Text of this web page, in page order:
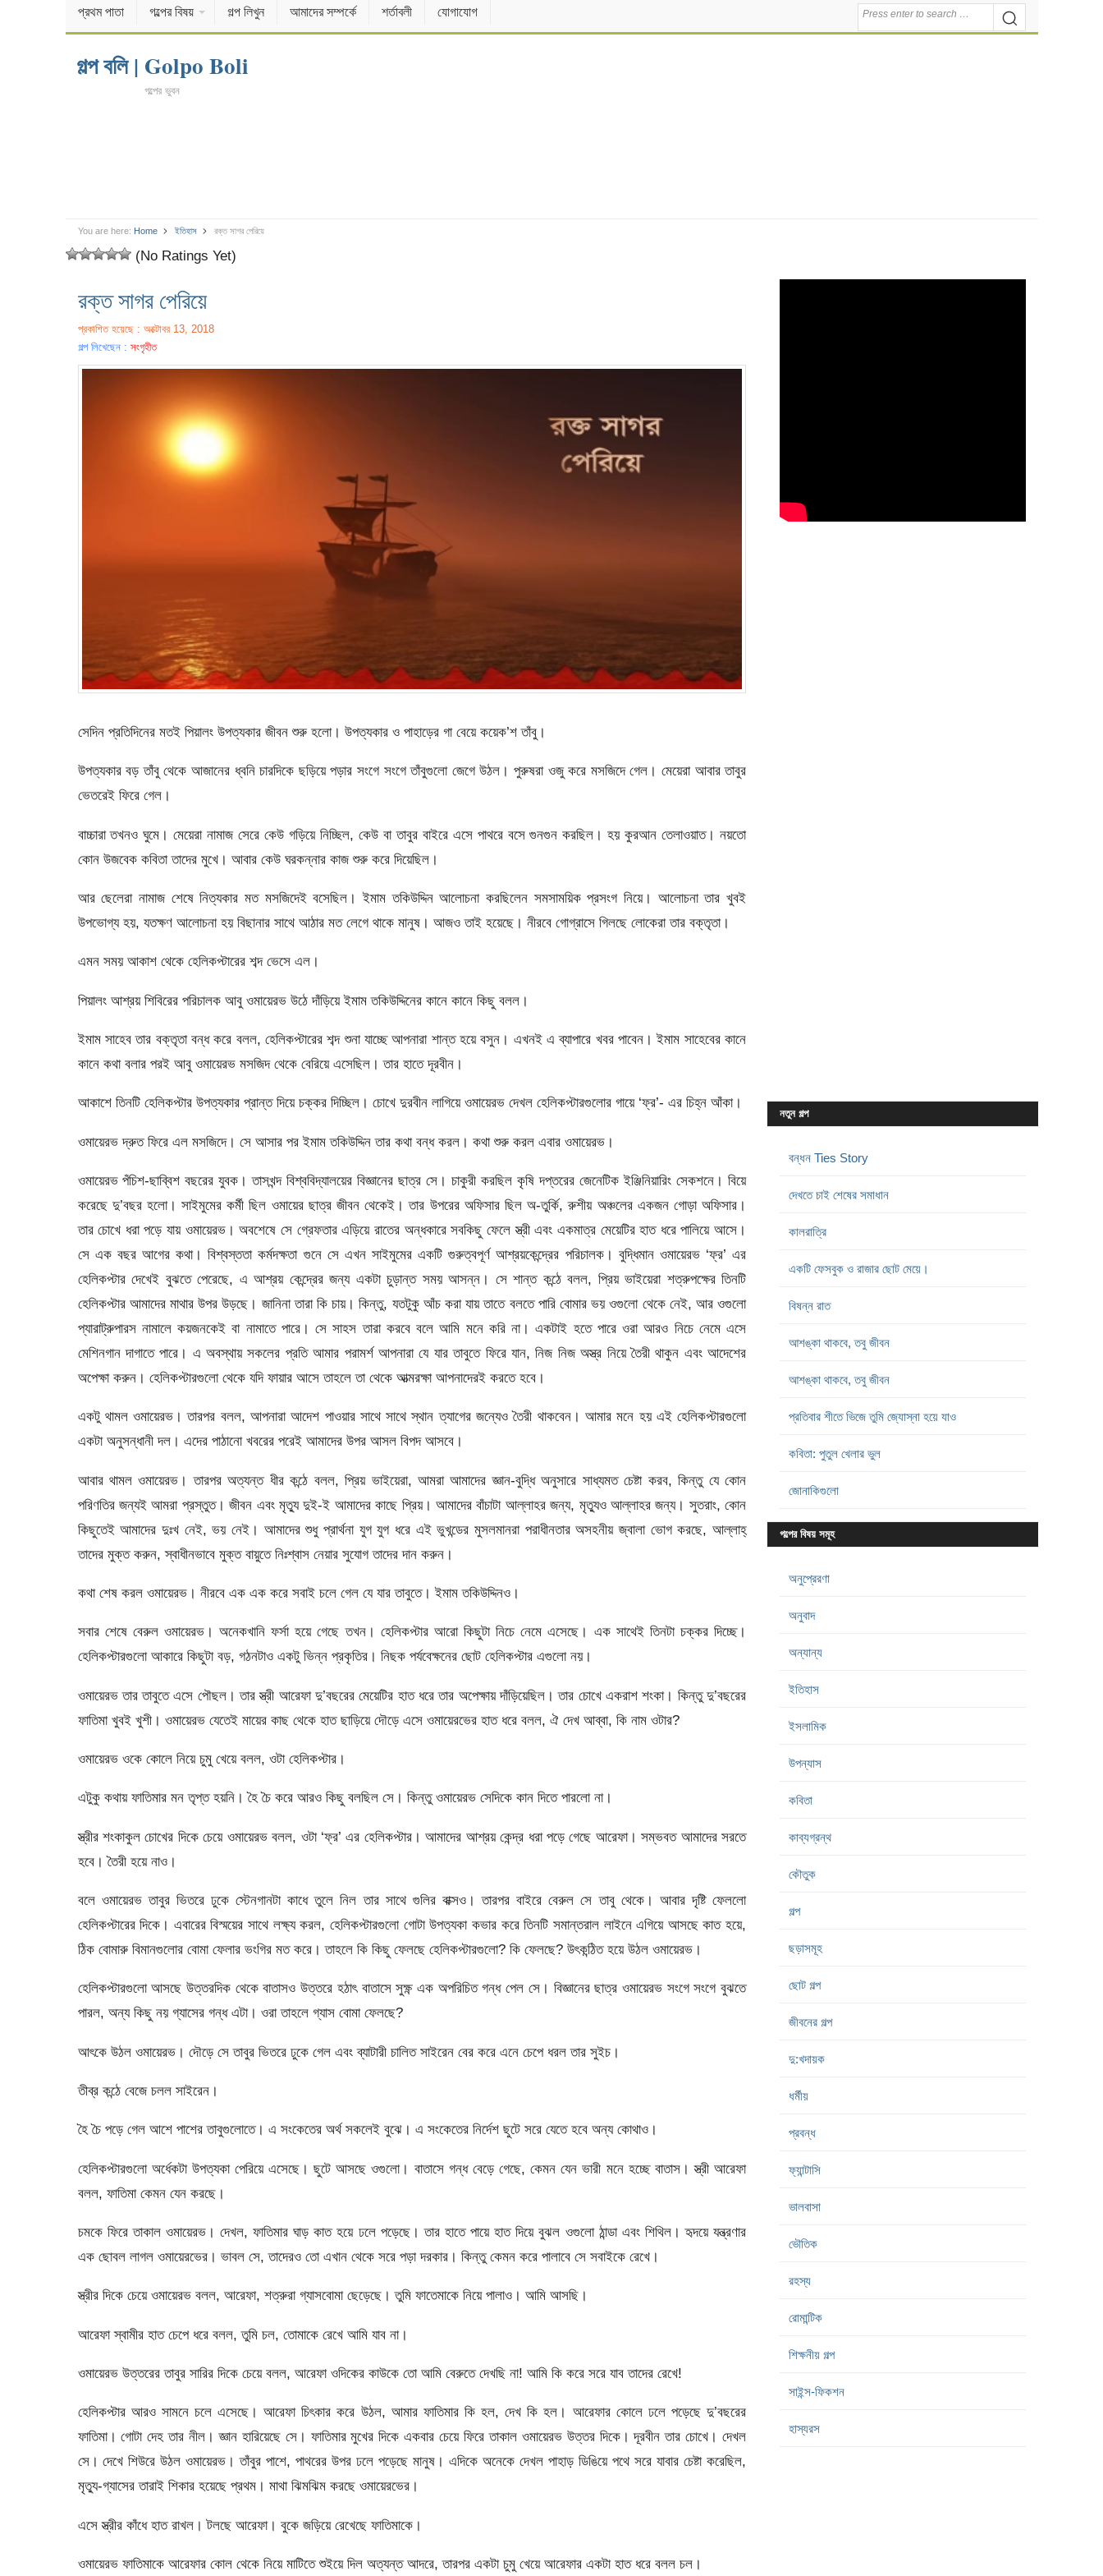
প্রথম পাতা গল্পের বিষয় গল্প লিখুন আমাদের সম্পর্কে শর্তাবলী যোগাযোগ
গল্প বলি | Golpo Boli
গল্পের ভুবন
You are here: Home ইতিহাস রক্ত সাগর পেরিয়ে
(No Ratings Yet)
রক্ত সাগর পেরিয়ে
প্রকাশিত হয়েছে : অক্টোবর 13, 2018
গল্প লিখেছেন : সংগৃহীত
সেদিন প্রতিদিনের মতই পিয়ালং উপত্যকার জীবন শুরু হলো। উপত্যকার ও পাহাড়ের গা বেয়ে কয়েক’শ তাঁবু।
উপত্যকার বড় তাঁবু থেকে আজানের ধ্বনি চারদিকে ছড়িয়ে পড়ার সংগে সংগে তাঁবুগুলো জেগে উঠল। পুরুষরা ওজু করে মসজিদে গেল। মেয়েরা আবার তাবুর
ভেতরেই ফিরে গেল।
বাচ্চারা তখনও ঘুমে। মেয়েরা নামাজ সেরে কেউ গড়িয়ে নিচ্ছিল, কেউ বা তাবুর বাইরে এসে পাথরে বসে গুনগুন করছিল। হয় কুরআন তেলাওয়াত। নয়তো
কোন উজবেক কবিতা তাদের মুখে। আবার কেউ ঘরকন্নার কাজ শুরু করে দিয়েছিল।
আর ছেলেরা নামাজ শেষে নিত্যকার মত মসজিদেই বসেছিল। ইমাম তকিউদ্দিন আলোচনা করছিলেন সমসাময়িক প্রসংগ নিয়ে। আলোচনা তার খুবই
উপভোগ্য হয়, যতক্ষণ আলোচনা হয় বিছানার সাথে আঠার মত লেগে থাকে মানুষ। আজও তাই হয়েছে। নীরবে গোগ্রাসে গিলছে লোকেরা তার বক্তৃতা।
এমন সময় আকাশ থেকে হেলিকপ্টারের শব্দ ভেসে এল।
পিয়ালং আশ্রয় শিবিরের পরিচালক আবু ওমায়েরভ উঠে দাঁড়িয়ে ইমাম তকিউদ্দিনের কানে কানে কিছু বলল।
ইমাম সাহেব তার বক্তৃতা বন্ধ করে বলল, হেলিকপ্টারের শব্দ শুনা যাচ্ছে আপনারা শান্ত হয়ে বসুন। এখনই এ ব্যাপারে খবর পাবেন। ইমাম সাহেবের কানে
কানে কথা বলার পরই আবু ওমায়েরভ মসজিদ থেকে বেরিয়ে এসেছিল। তার হাতে দূরবীন।
আকাশে তিনটি হেলিকপ্টার উপত্যকার প্রান্ত দিয়ে চক্কর দিচ্ছিল। চোখে দুরবীন লাগিয়ে ওমায়েরভ দেখল হেলিকপ্টারগুলোর গায়ে ‘ফ্র’- এর চিহ্ন আঁকা।
ওমায়েরভ দ্রুত ফিরে এল মসজিদে। সে আসার পর ইমাম তকিউদ্দিন তার কথা বন্ধ করল। কথা শুরু করল এবার ওমায়েরভ।
ওমায়েরভ পঁচিশ-ছাব্বিশ বছরের যুবক। তাসখন্দ বিশ্ববিদ্যালয়ের বিজ্ঞানের ছাত্র সে। চাকুরী করছিল কৃষি দপ্তরের জেনেটিক ইঞ্জিনিয়ারিং সেকশনে। বিয়ে
করেছে দু’বছর হলো। সাইমুমের কর্মী ছিল ওমায়ের ছাত্র জীবন থেকেই। তার উপরের অফিসার ছিল অ-তুর্কি, রুশীয় অঞ্চলের একজন গোড়া অফিসার।
তার চোখে ধরা পড়ে যায় ওমায়েরভ। অবশেষে সে গ্রেফতার এড়িয়ে রাতের অন্ধকারে সবকিছু ফেলে স্ত্রী এবং একমাত্র মেয়েটির হাত ধরে পালিয়ে আসে।
সে এক বছর আগের কথা। বিশ্বস্ততা কর্মদক্ষতা গুনে সে এখন সাইমুমের একটি গুরুত্বপূর্ণ আশ্রয়কেন্দ্রের পরিচালক। বুদ্ধিমান ওমায়েরভ ‘ফ্র’ এর
হেলিকপ্টার দেখেই বুঝতে পেরেছে, এ আশ্রয় কেন্দ্রের জন্য একটা চুড়ান্ত সময় আসন্ন। সে শান্ত কন্ঠে বলল, প্রিয় ভাইয়েরা শত্রুপক্ষের তিনটি
হেলিকপ্টার আমাদের মাথার উপর উড়ছে। জানিনা তারা কি চায়। কিন্তু, যতটুকু আঁচ করা যায় তাতে বলতে পারি বোমার ভয় ওগুলো থেকে নেই, আর ওগুলো
প্যারাট্রুপারস নামালে কয়জনকেই বা নামাতে পারে। সে সাহস তারা করবে বলে আমি মনে করি না। একটাই হতে পারে ওরা আরও নিচে নেমে এসে
মেশিনগান দাগাতে পারে। এ অবস্থায় সকলের প্রতি আমার পরামর্শ আপনারা যে যার তাবুতে ফিরে যান, নিজ নিজ অস্ত্র নিয়ে তৈরী থাকুন এবং আদেশের
অপেক্ষা করুন। হেলিকপ্টারগুলো থেকে যদি ফায়ার আসে তাহলে তা থেকে আত্মরক্ষা আপনাদেরই করতে হবে।
একটু থামল ওমায়েরভ। তারপর বলল, আপনারা আদেশ পাওয়ার সাথে সাথে স্থান ত্যাগের জন্যেও তৈরী থাকবেন। আমার মনে হয় এই হেলিকপ্টারগুলো
একটা অনুসন্ধানী দল। এদের পাঠানো খবরের পরেই আমাদের উপর আসল বিপদ আসবে।
আবার থামল ওমায়েরভ। তারপর অত্যন্ত ধীর কন্ঠে বলল, প্রিয় ভাইয়েরা, আমরা আমাদের জ্ঞান-বুদ্ধি অনুসারে সাধ্যমত চেষ্টা করব, কিন্তু যে কোন
পরিণতির জন্যই আমরা প্রস্তুত। জীবন এবং মৃত্যু দুই-ই আমাদের কাছে প্রিয়। আমাদের বাঁচাটা আল্লাহর জন্য, মৃত্যুও আল্লাহর জন্য। সুতরাং, কোন
কিছুতেই আমাদের দুঃখ নেই, ভয় নেই। আমাদের শুধু প্রার্থনা যুগ যুগ ধরে এই ভুখন্ডের মুসলমানরা পরাধীনতার অসহনীয় জ্বালা ভোগ করছে, আল্লাহ্‌
তাদের মুক্ত করুন, স্বাধীনভাবে মুক্ত বায়ুতে নিঃশ্বাস নেয়ার সুযোগ তাদের দান করুন।
কথা শেষ করল ওমায়েরভ। নীরবে এক এক করে সবাই চলে গেল যে যার তাবুতে। ইমাম তকিউদ্দিনও।
সবার শেষে বেরুল ওমায়েরভ। অনেকখানি ফর্সা হয়ে গেছে তখন। হেলিকপ্টার আরো কিছুটা নিচে নেমে এসেছে। এক সাথেই তিনটা চক্কর দিচ্ছে।
হেলিকপ্টারগুলো আকারে কিছুটা বড়, গঠনটাও একটু ভিন্ন প্রকৃতির। নিছক পর্যবেক্ষনের ছোট হেলিকপ্টার এগুলো নয়।
ওমায়েরভ তার তাবুতে এসে পৌছল। তার স্ত্রী আরেফা দু’বছরের মেয়েটির হাত ধরে তার অপেক্ষায় দাঁড়িয়েছিল। তার চোখে একরাশ শংকা। কিন্তু দু’বছরের
ফাতিমা খুবই খুশী। ওমায়েরভ যেতেই মায়ের কাছ থেকে হাত ছাড়িয়ে দৌড়ে এসে ওমায়েরভের হাত ধরে বলল, ঐ দেখ আব্বা, কি নাম ওটার?
ওমায়েরভ ওকে কোলে নিয়ে চুমু খেয়ে বলল, ওটা হেলিকপ্টার।
এটুকু কথায় ফাতিমার মন তৃপ্ত হয়নি। হৈ চৈ করে আরও কিছু বলছিল সে। কিন্তু ওমায়েরভ সেদিকে কান দিতে পারলো না।
স্ত্রীর শংকাকুল চোখের দিকে চেয়ে ওমায়েরভ বলল, ওটা ‘ফ্র’ এর হেলিকপ্টার। আমাদের আশ্রয় কেন্দ্র ধরা পড়ে গেছে আরেফা। সম্ভবত আমাদের সরতে
হবে। তৈরী হয়ে নাও।
বলে ওমায়েরভ তাবুর ভিতরে ঢুকে স্টেনগানটা কাধে তুলে নিল তার সাথে গুলির বাক্সও। তারপর বাইরে বেরুল সে তাবু থেকে। আবার দৃষ্টি ফেললো
হেলিকপ্টারের দিকে। এবারের বিস্ময়ের সাথে লক্ষ্য করল, হেলিকপ্টারগুলো গোটা উপত্যকা কভার করে তিনটি সমান্তরাল লাইনে এগিয়ে আসছে কাত হয়ে,
ঠিক বোমারু বিমানগুলোর বোমা ফেলার ভংগির মত করে। তাহলে কি কিছু ফেলছে হেলিকপ্টারগুলো? কি ফেলছে? উৎকন্ঠিত হয়ে উঠল ওমায়েরভ।
হেলিকপ্টারগুলো আসছে উত্তরদিক থেকে বাতাসও উত্তরে হঠাৎ বাতাসে সুক্ষ্ণ এক অপরিচিত গন্ধ পেল সে। বিজ্ঞানের ছাত্র ওমায়েরভ সংগে সংগে বুঝতে
পারল, অন্য কিছু নয় গ্যাসের গন্ধ এটা। ওরা তাহলে গ্যাস বোমা ফেলছে?
আৎকে উঠল ওমায়েরভ। দৌড়ে সে তাবুর ভিতরে ঢুকে গেল এবং ব্যাটারী চালিত সাইরেন বের করে এনে চেপে ধরল তার সুইচ।
তীব্র কন্ঠে বেজে চলল সাইরেন।
হৈ চৈ পড়ে গেল আশে পাশের তাবুগুলোতে। এ সংকেতের অর্থ সকলেই বুঝে। এ সংকেতের নির্দেশ ছুটে সরে যেতে হবে অন্য কোথাও।
হেলিকপ্টারগুলো অর্ধেকটা উপত্যকা পেরিয়ে এসেছে। ছুটে আসছে ওগুলো। বাতাসে গন্ধ বেড়ে গেছে, কেমন যেন ভারী মনে হচ্ছে বাতাস। স্ত্রী আরেফা
বলল, ফাতিমা কেমন যেন করছে।
চমকে ফিরে তাকাল ওমায়েরভ। দেখল, ফাতিমার ঘাড় কাত হয়ে ঢলে পড়েছে। তার হাতে পায়ে হাত দিয়ে বুঝল ওগুলো ঠান্ডা এবং শিথিল। হৃদয়ে যন্ত্রণার
এক ছোবল লাগল ওমায়েরভের। ভাবল সে, তাদেরও তো এখান থেকে সরে পড়া দরকার। কিন্তু কেমন করে পালাবে সে সবাইকে রেখে।
স্ত্রীর দিকে চেয়ে ওমায়েরভ বলল, আরেফা, শত্রুরা গ্যাসবোমা ছেড়েছে। তুমি ফাতেমাকে নিয়ে পালাও। আমি আসছি।
আরেফা স্বামীর হাত চেপে ধরে বলল, তুমি চল, তোমাকে রেখে আমি যাব না।
ওমায়েরভ উত্তরের তাবুর সারির দিকে চেয়ে বলল, আরেফা ওদিকের কাউকে তো আমি বেরুতে দেখছি না! আমি কি করে সরে যাব তাদের রেখে!
হেলিকপ্টার আরও সামনে চলে এসেছে। আরেফা চিৎকার করে উঠল, আমার ফাতিমার কি হল, দেখ কি হল। আরেফার কোলে ঢলে পড়েছে দু’বছরের
ফাতিমা। গোটা দেহ তার নীল। জ্ঞান হারিয়েছে সে। ফাতিমার মুখের দিকে একবার চেয়ে ফিরে তাকাল ওমায়েরভ উত্তর দিকে। দূরবীন তার চোখে। দেখল
সে। দেখে শিউরে উঠল ওমায়েরভ। তাঁবুর পাশে, পাথরের উপর ঢলে পড়েছে মানুষ। এদিকে অনেকে দেখল পাহাড় ডিঙিয়ে পথে সরে যাবার চেষ্টা করেছিল,
মৃত্যু-গ্যাসের তারাই শিকার হয়েছে প্রথম। মাথা ঝিমঝিম করছে ওমায়েরভের।
এসে স্ত্রীর কাঁধে হাত রাখল। টলছে আরেফা। বুকে জড়িয়ে রেখেছে ফাতিমাকে।
ওমায়েরভ ফাতিমাকে আরেফার কোল থেকে নিয়ে মাটিতে শুইয়ে দিল অত্যন্ত আদরে, তারপর একটা চুমু খেয়ে আরেফার একটা হাত ধরে বলল চল।
নতুন গল্প
বন্ধন Ties Story
দেখতে চাই শেষের সমাধান
কালরাত্রি
একটি ফেসবুক ও রাজার ছোট মেয়ে।
বিষন্ন রাত
আশঙ্কা থাকবে, তবু জীবন
আশঙ্কা থাকবে, তবু জীবন
প্রতিবার শীতে ভিজে তুমি জ্যোস্না হয়ে যাও
কবিতা: পুতুল খেলার ভুল
জোনাকিগুলো
গল্পের বিষয় সমূহ
অনুপ্রেরণা
অনুবাদ
অন্যান্য
ইতিহাস
ইসলামিক
উপন্যাস
কবিতা
কাব্যগ্রন্থ
কৌতুক
গল্প
ছড়াসমূহ
ছোট গল্প
জীবনের গল্প
দু:খদায়ক
ধর্মীয়
প্রবন্ধ
ফ্যান্টাসি
ভালবাসা
ভৌতিক
রহস্য
রোমান্টিক
শিক্ষনীয় গল্প
সাইন্স-ফিকশন
হাস্যরস